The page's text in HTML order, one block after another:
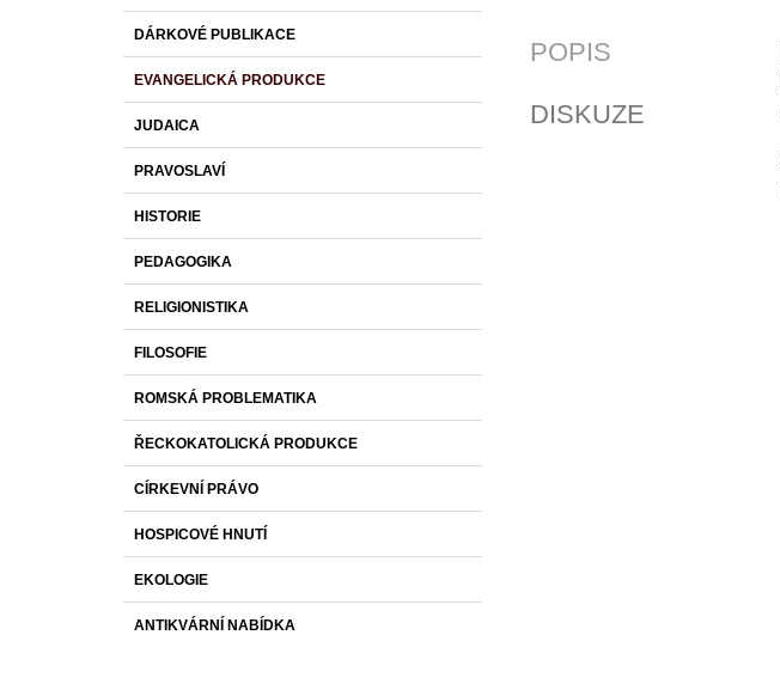
DÁRKOVÉ PUBLIKACE
EVANGELICKÁ PRODUKCE
JUDAICA
PRAVOSLAVÍ
HISTORIE
PEDAGOGIKA
RELIGIONISTIKA
FILOSOFIE
ROMSKÁ PROBLEMATIKA
ŘECKOKATOLICKÁ PRODUKCE
CÍRKEVNÍ PRÁVO
HOSPICOVÉ HNUTÍ
EKOLOGIE
ANTIKVÁRNÍ NABÍDKA
POPIS
DISKUZE